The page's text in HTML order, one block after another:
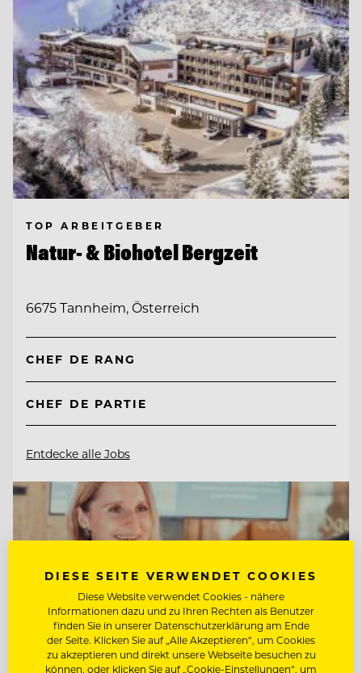
TOP ARBEITGEBER
Natur- & Biohotel Bergzeit
6675 Tannheim, Österreich
CHEF DE RANG
CHEF DE PARTIE
Entdecke alle Jobs
DIESE SEITE VERWENDET COOKIES
Diese Website verwendet Cookies - nähere
Informationen dazu und zu Ihren Rechten als Benutzer
finden Sie in unserer Datenschutzerklärung am Ende
der Seite. Klicken Sie auf „Alle Akzeptieren“, um Cookies
zu akzeptieren und direkt unsere Webseite besuchen zu
können, oder klicken Sie auf „Cookie-Einstellungen“, um